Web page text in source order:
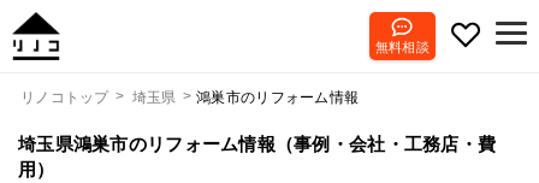
無料相談
リノコトップ 埼玉県 鴻巣市のリフォーム情報
埼玉県鴻巣市のリフォーム情報（事例・会社・工務店・費
用）